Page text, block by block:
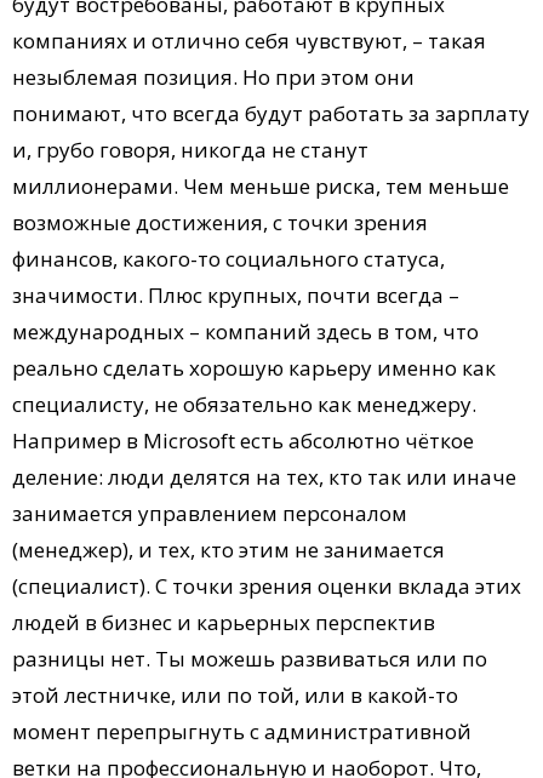
компаниях и отлично себя чувствуют, – такая
незыблемая позиция. Но при этом они
понимают, что всегда будут работать за зарплату
и, грубо говоря, никогда не станут
миллионерами. Чем меньше риска, тем меньше
возможные достижения, с точки зрения
финансов, какого-то социального статуса,
значимости. Плюс крупных, почти всегда –
международных – компаний здесь в том, что
реально сделать хорошую карьеру именно как
специалисту, не обязательно как менеджеру.
Например в Microsoft есть абсолютно чёткое
деление: люди делятся на тех, кто так или иначе
занимается управлением персоналом
(менеджер), и тех, кто этим не занимается
(специалист). С точки зрения оценки вклада этих
людей в бизнес и карьерных перспектив
разницы нет. Ты можешь развиваться или по
этой лестничке, или по той, или в какой-то
момент перепрыгнуть с административной
ветки на профессиональную и наоборот. Что,